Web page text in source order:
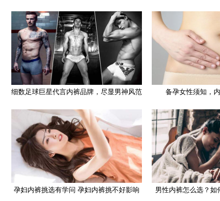
细数足球巨星代言内裤品牌，尽显男神风范 备孕女性须知，
孕妇内裤挑选有学问 孕妇内裤挑不好影响
男性内裤怎么选？如